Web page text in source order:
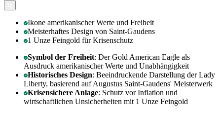
Ikone amerikanischer Werte und Freiheit
Meisterhaftes Design von Saint-Gaudens
1 Unze Feingold für Krisenschutz
Symbol der Freiheit: Der Gold American Eagle als
Ausdruck amerikanischer Werte und Unabhängigkeit
Historisches Design: Beeindruckende Darstellung der Lady
Liberty, basierend auf Augustus Saint-Gaudens' Meisterwerk
Krisensichere Anlage: Schutz vor Inflation und
wirtschaftlichen Unsicherheiten mit 1 Unze Feingold